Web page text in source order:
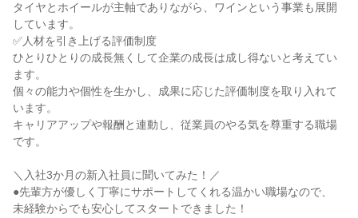
タイヤとホイールが主軸でありながら、ワインという事業も展開
しています。
✅人材を引き上げる評価制度
ひとりひとりの成長無くして企業の成長は成し得ないと考えてい
ます。
個々の能力や個性を生かし、成果に応じた評価制度を取り入れて
います。
キャリアアップや報酬と連動し、従業員のやる気を尊重する職場
です。
＼入社3か月の新入社員に聞いてみた！／
●先輩方が優しく丁寧にサポートしてくれる温かい職場なので、
未経験からでも安心してスタートできました！